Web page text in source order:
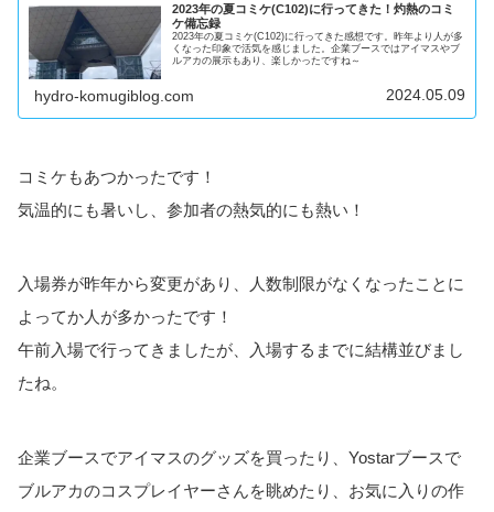
2023年の夏コミケ(C102)に行ってきた！灼熱のコミ
ケ備忘録
2023年の夏コミケ(C102)に行ってきた感想です。昨年より人が多
くなった印象で活気を感じました。企業ブースではアイマスやブ
ルアカの展示もあり、楽しかったですね～
hydro-komugiblog.com 2024.05.09
コミケもあつかったです！
気温的にも暑いし、参加者の熱気的にも熱い！
入場券が昨年から変更があり、人数制限がなくなったことに
よってか人が多かったです！
午前入場で行ってきましたが、入場するまでに結構並びまし
たね。
企業ブースでアイマスのグッズを買ったり、Yostarブースで
ブルアカのコスプレイヤーさんを眺めたり、お気に入りの作